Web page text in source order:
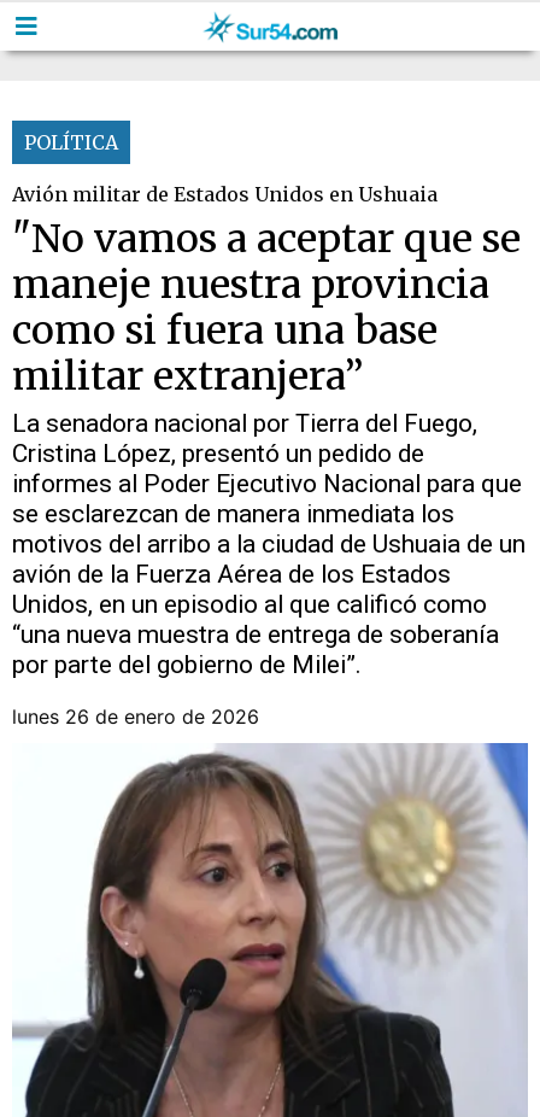
POLÍTICA
Avión militar de Estados Unidos en Ushuaia
"No vamos a aceptar que se
maneje nuestra provincia
como si fuera una base
militar extranjera”
La senadora nacional por Tierra del Fuego,
Cristina López, presentó un pedido de
informes al Poder Ejecutivo Nacional para que
se esclarezcan de manera inmediata los
motivos del arribo a la ciudad de Ushuaia de un
avión de la Fuerza Aérea de los Estados
Unidos, en un episodio al que calificó como
“una nueva muestra de entrega de soberanía
por parte del gobierno de Milei”.
lunes 26 de enero de 2026